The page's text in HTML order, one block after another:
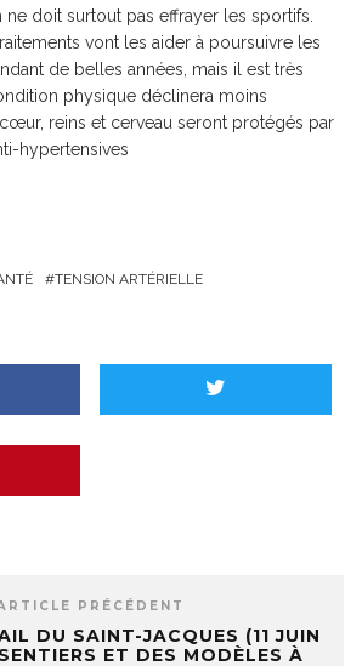
ne doit surtout pas effrayer les sportifs.
vont les aider à poursuivre les
de belles années, mais il est très
physique déclinera moins
reins et cerveau seront protégés par
hypertensives
TENSION ARTÉRIELLE
PRÉCÉDENT
DU SAINT-JACQUES (11 JUIN
ET DES MODÈLES À